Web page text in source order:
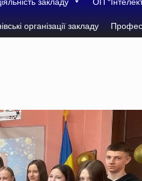
організації закладу